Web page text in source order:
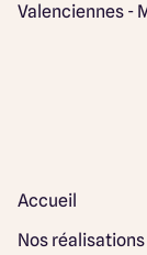
Valenciennes -
Accueil
Nos réalisations